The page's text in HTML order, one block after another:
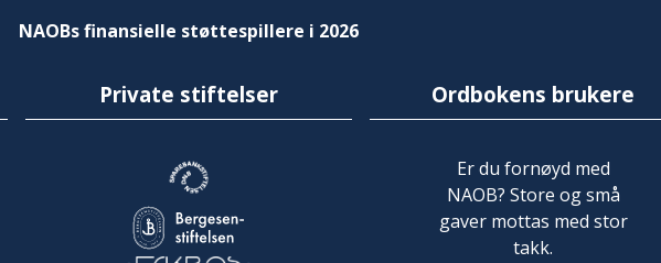
NAOBs finansielle støttespillere i 2026
Private stiftelser Ordbokens brukere
Er du fornøyd med
NAOB? Store og små
gaver mottas med stor
takk.